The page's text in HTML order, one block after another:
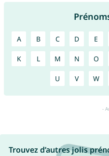
A B C D E
K L M N O
U V W
Trouvez d’autres jolis